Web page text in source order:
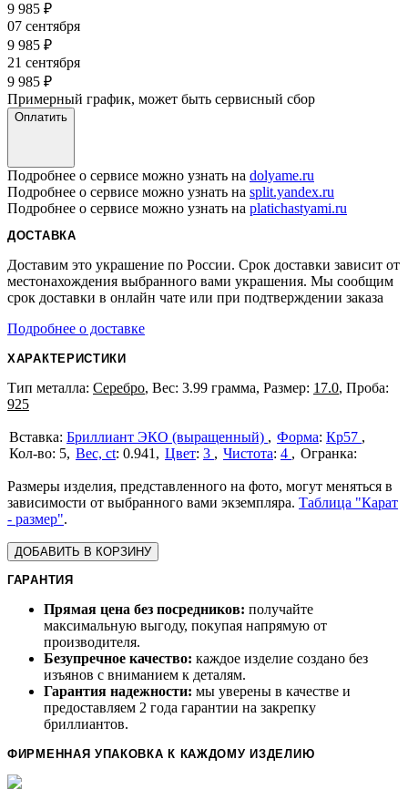
9 985 ₽
07 сентября
9 985 ₽
21 сентября
9 985 ₽
Примерный график, может быть сервисный сбор
Оплатить
Подробнее о сервисе можно узнать на dolyame.ru
Подробнее о сервисе можно узнать на split.yandex.ru
Подробнее о сервисе можно узнать на platichastyami.ru
ДОСТАВКА
Доставим это украшение по России. Срок доставки зависит от
местонахождения выбранного вами украшения. Мы сообщим
срок доставки в онлайн чате или при подтверждении заказа
Подробнее о доставке
ХАРАКТЕРИСТИКИ
Тип металла: Серебро, Вес: 3.99 грамма, Размер: 17.0, Проба:
925
Бриллиант ЭКО (выращенный) Форма: Кр57
5 Вес, ct: 0.941 Цвет: 3 Чистота: 4
Размеры изделия, представленного на фото, могут меняться в
зависимости от выбранного вами экземпляра. Таблица "Карат
- размер".
ДОБАВИТЬ В КОРЗИНУ
ГАРАНТИЯ
Прямая цена без посредников: получайте
максимальную выгоду, покупая напрямую от
производителя.
Безупречное качество: каждое изделие создано без
изъянов с вниманием к деталям.
Гарантия надежности: мы уверены в качестве и
предоставляем 2 года гарантии на закрепку
бриллиантов.
ФИРМЕННАЯ УПАКОВКА К КАЖДОМУ ИЗДЕЛИЮ